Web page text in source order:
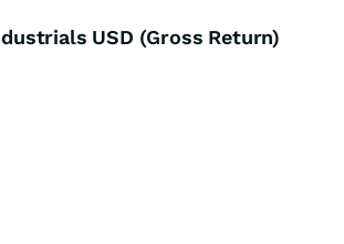
USD (Gross Return)